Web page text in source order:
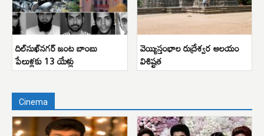
దిల్‌సుఖ్‌నగర్ జంట బాంబు
పేలుళ్లకు 13 యేళ్లు
వెయ్యిస్తంభాల రుద్రేశ్వర ఆలయం
విశిష్టత
Cinema